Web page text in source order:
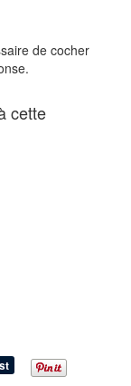
de cocher
cette